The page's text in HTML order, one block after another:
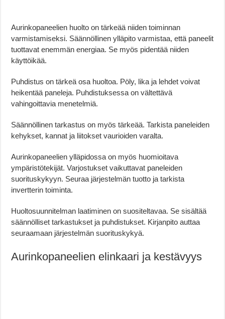
Aurinkopaneelien huolto on tärkeää niiden toiminnan
varmistamiseksi. Säännöllinen ylläpito varmistaa, että paneelit
tuottavat enemmän energiaa. Se myös pidentää niiden
käyttöikää.
Puhdistus on tärkeä osa huoltoa. Pöly, lika ja lehdet voivat
heikentää paneleja. Puhdistuksessa on vältettävä
vahingoittavia menetelmiä.
Säännöllinen tarkastus on myös tärkeää. Tarkista paneleiden
kehykset, kannat ja liitokset vaurioiden varalta.
Aurinkopaneelien ylläpidossa on myös huomioitava
ympäristötekijät. Varjostukset vaikuttavat paneleiden
suorituskykyyn. Seuraa järjestelmän tuotto ja tarkista
invertterin toiminta.
Huoltosuunnitelman laatiminen on suositeltavaa. Se sisältää
säännölliset tarkastukset ja puhdistukset. Kirjanpito auttaa
seuraamaan järjestelmän suorituskykyä.
Aurinkopaneelien elinkaari ja kestävyys